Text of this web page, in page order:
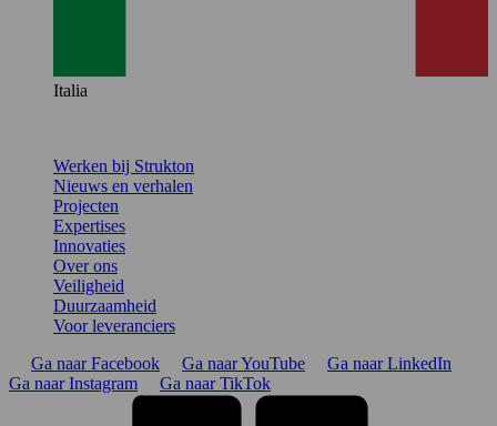
Italia
Werken bij Strukton
Nieuws en verhalen
Projecten
Expertises
Innovaties
Over ons
Veiligheid
Duurzaamheid
Voor leveranciers
Ga naar Facebook
Ga naar YouTube
Ga naar LinkedIn
Ga naar Instagram
Ga naar TikTok